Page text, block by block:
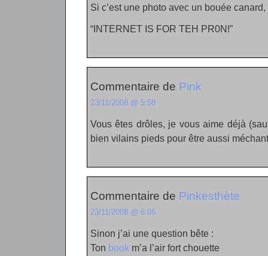
Si c’est une photo avec un bouée canard,
“INTERNET IS FOR TEH PR0N!”
Commentaire de Pink
23/11/2008 @ 5:58
Vous êtes drôles, je vous aime déjà
bien vilains pieds pour être aussi
Commentaire de Pinkesthète
23/11/2008 @ 6:06
Sinon j’ai une question bête :
Ton book m’a l’air fort chouette